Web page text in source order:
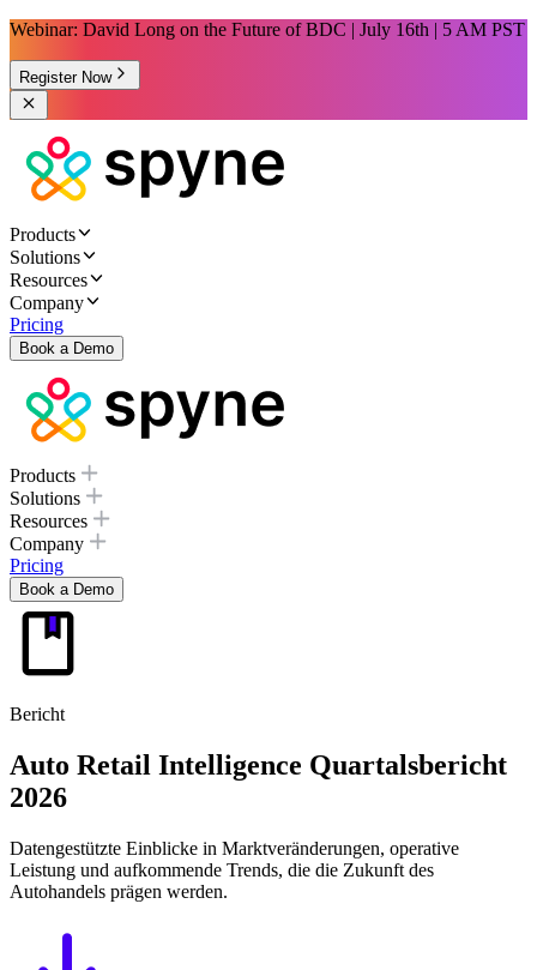
Webinar: David Long on the Future of BDC | July 16th | 5 AM PST
Register Now
Products
Solutions
Resources
Company
Pricing
Book a Demo
Products
Solutions
Resources
Company
Pricing
Book a Demo
Bericht
Auto Retail Intelligence Quartalsbericht
2026
Datengestützte Einblicke in Marktveränderungen, operative
Leistung und aufkommende Trends, die die Zukunft des
Autohandels prägen werden.